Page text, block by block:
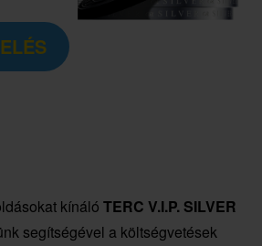
kínáló TERC V.I.P. SILVER
segítségével a költségvetések